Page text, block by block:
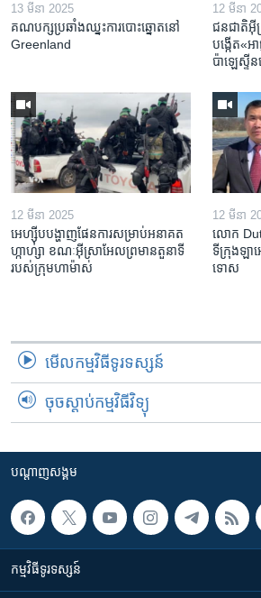
13 មីនា 2025
គណបក្ស​ប្រឆាំង​ឈ្នះ​ការបោះឆ្នោត​នៅ
Greenland
12 មីនា
ជនជាតិ​អ៊ី
បង្កើត​«អ
ប៉ាឡេស្ទី
12 មីនា 2025
អេហ្ស៊ីប​បង្ហាញ​ផែនការ​សម្រាប់​អនាគត​
ហ្កាហ្សា ខណៈ​អ៊ីស្រាអែល​ព្រមាន​តួនាទី​
របស់​ក្រុម​ហាម៉ាស់
12 មីនា
លោក
ទីក្រុងឡា
ទោស
មើល​កម្មវិធី​ទូរទស្សន៍
ចុចស្តាប់កម្មវិធីវិទ្យុ
បណ្តាញ​សង្គម
កម្មវិធី​ទូរទស្សន៍